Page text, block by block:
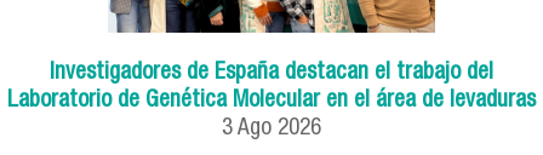
Investigadores de España destacan el trabajo del
Laboratorio de Genética Molecular en el área de levaduras
3 Ago 2026